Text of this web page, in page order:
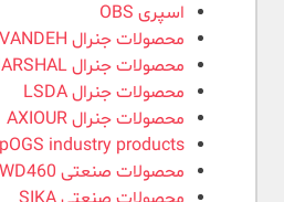
اسپری OBS
محصولات جنرال RAVANDEH
محصولات جنرال MARSHAL
محصولات جنرال LSDA
محصولات جنرال AXIOUR
industry products
محصولات صنعتی WWD460